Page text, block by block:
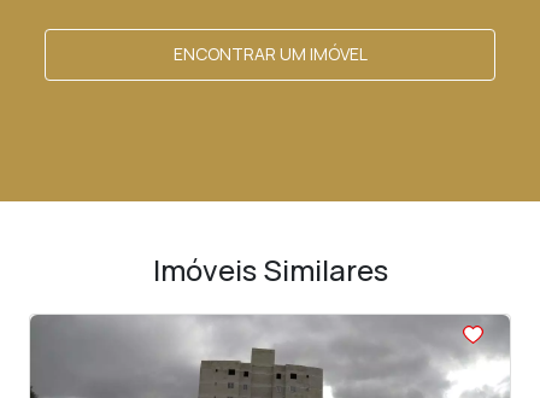
ENCONTRAR UM IMÓVEL
Imóveis Similares
<